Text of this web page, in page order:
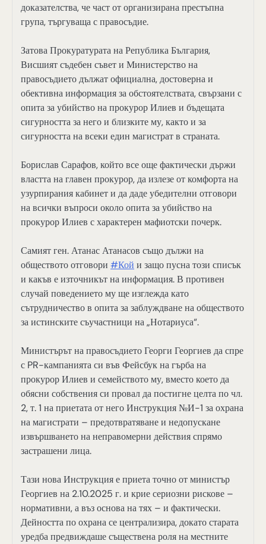
доказателства, че част от организирана престъпна
група, търгуваща с правосъдие.
Затова Прокуратурата на Република България,
Висшият съдебен съвет и Министерство на
правосъдието дължат официална, достоверна и
обективна информация за обстоятелствата, свързани с
опита за убийство на прокурор Илиев и бъдещата
сигурността за него и близките му, както и за
сигурността на всеки един магистрат в страната.
Борислав Сарафов, който все още фактически държи
властта на главен прокурор, да излезе от комфорта на
узурпирания кабинет и да даде убедителни отговори
на всички въпроси около опита за убийство на
прокурор Илиев с характерен мафиотски почерк.
Самият ген. Атанас Атанасов също дължи на
обществото отговори #Кой и защо пусна този списък
и какъв е източникът на информация. В противен
случай поведението му ще изглежда като
сътрудничество в опита за заблуждване на обществото
за истинските съучастници на „Нотариуса“.
Министърът на правосъдието Георги Георгиев да спре
с PR-кампанията си във Фейсбук на гърба на
прокурор Илиев и семейството му, вместо което да
обясни собствения си провал да постигне целта по чл.
2, т. 1 на приетата от него Инструкция №И-1 за охрана
на магистрати – предотвратяване и недопускане
извършването на неправомерни действия спрямо
застрашени лица.
Тази нова Инструкция е приета точно от министър
Георгиев на 2.10.2025 г. и крие сериозни рискове –
нормативни, а въз основа на тях – и фактически.
Дейността по охрана се централизира, докато старата
уредба предвиждаше съществена роля на местните